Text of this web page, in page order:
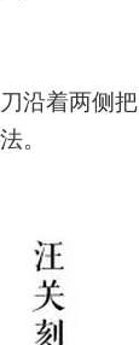
沿着两侧把
。